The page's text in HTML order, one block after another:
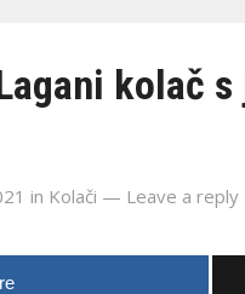
kolač
in Kolači — Leave a reply